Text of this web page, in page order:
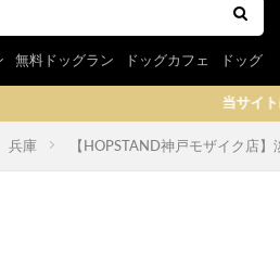
無料ドッグラン ドッグカフェ ドッグラ
当サイトはプロモーションを含
兵庫 【HOPSTAND神戸モザイク店